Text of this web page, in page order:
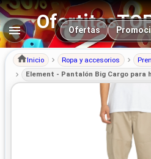
Navegación principal
Ofertas
Inicio Ropa y accesorios
Element - Pantalón Big Cargo para